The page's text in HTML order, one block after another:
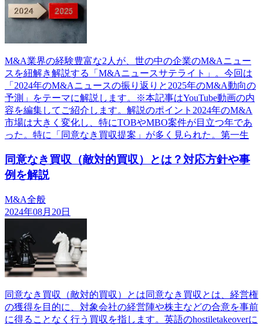
M&A業界の経験豊富な2人が、世の中の企業のM&Aニュー
スを紐解き解説する「M&Aニュースサテライト」。今回は
「2024年のM&Aニュースの振り返りと2025年のM&A動向の
予測」をテーマに解説します。※本記事はYouTube動画の内
容を編集してご紹介します。解説のポイント2024年のM&A
市場は大きく変化し、特にTOBやMBO案件が目立つ年であ
った。特に「同意なき買収提案」が多く見られた。第一生
同意なき買収（敵対的買収）とは？対応方針や事
例を解説
M&A全般
2024年08月20日
同意なき買収（敵対的買収）とは同意なき買収とは、経営権
の獲得を目的に、対象会社の経営陣や株主などの合意を事前
に得ることなく行う買収を指します。英語のhostiletakeoverに